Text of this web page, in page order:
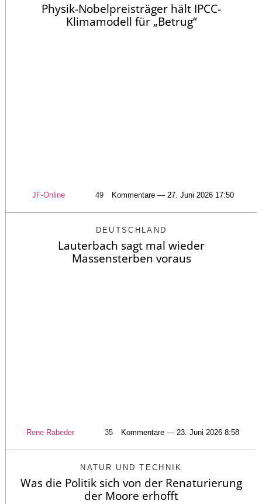
Physik-Nobelpreisträger hält IPCC-
Klimamodell für „Betrug“
JF-Online 49 Kommentare — 27. Juni 2026 17:50
DEUTSCHLAND
Lauterbach sagt mal wieder
Massensterben voraus
Rene Rabeder 35 Kommentare — 23. Juni 2026 8:58
NATUR UND TECHNIK
Was die Politik sich von der Renaturierung
der Moore erhofft